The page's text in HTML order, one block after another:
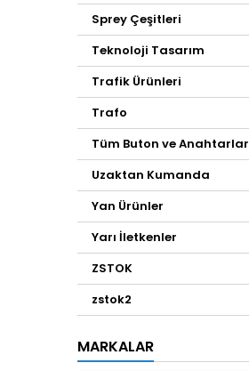
Sprey Çeşitleri
Teknoloji Tasarım
Trafik Ürünleri
Trafo
Tüm Buton ve Anahtarlar
Uzaktan Kumanda
Yan Ürünler
Yarı İletkenler
ZSTOK
zstok2
MARKALAR